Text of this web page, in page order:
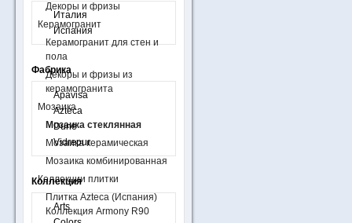
Декоры и фризы
Керамогранит
Керамогранит для стен и
пола
Декоры и фризы из
керамогранита
Мозаика
Мозаика стеклянная
Мозаика керамическая
Мозаика комбинированная
Коллекции плитки
Плитка Azteca (Испания)
Коллекция Armony R90
Италия
Испания
Фабрика
Apavisa
Azteca
Dune
Vidrepur
Коллекция
Arts